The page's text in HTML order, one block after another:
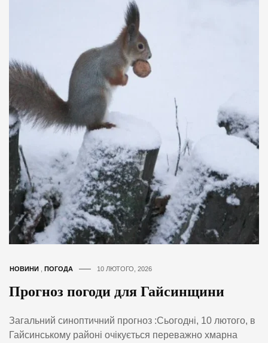
НОВИНИ ПОГОДА 10 ЛЮТОГО, 2026
Прогноз погоди для Гайсинщини
Загальний синоптичний прогноз :Сьогодні, 10 лютого, в
Гайсинському районі очікується переважно хмарна